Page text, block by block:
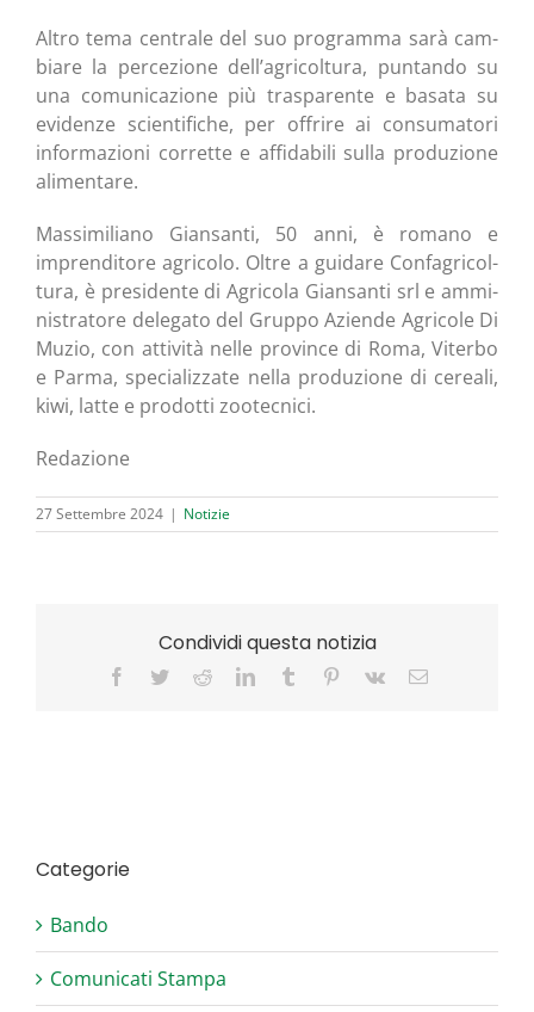
Altro tema cen­tra­le del suo pro­gram­ma sarà cam­
bia­re la per­ce­zio­ne dell’agricoltura, pun­tan­do su
una comu­ni­ca­zio­ne più tra­spa­ren­te e basa­ta su
evi­den­ze scien­ti­fi­che, per offri­re ai con­su­ma­to­ri
infor­ma­zio­ni cor­ret­te e affi­da­bi­li sul­la pro­du­zio­ne
alimentare.
Mas­si­mi­lia­no Gian­san­ti, 50 anni, è roma­no e
impren­di­to­re agri­co­lo. Oltre a gui­da­re Con­fa­gri­col­
tu­ra, è pre­si­den­te di Agri­co­la Gian­san­ti srl e ammi­
ni­stra­to­re dele­ga­to del Grup­po Azien­de Agri­co­le Di
Muzio, con atti­vi­tà nel­le pro­vin­ce di Roma, Viter­bo
e Par­ma, spe­cia­liz­za­te nel­la pro­du­zio­ne di cerea­li,
kiwi, lat­te e pro­dot­ti zootecnici.
Reda­zio­ne
27 Settembre 2024 | Notizie
Condividi questa notizia
Facebook
TwitterRedditLinkedInTumblr Pinterest
Vk Email
Categorie
Bando
Comunicati Stampa